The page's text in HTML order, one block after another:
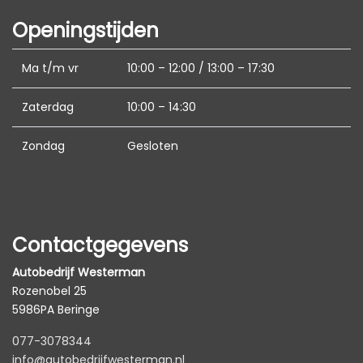
Lederen versnellingspook
Lederen/stof bekleding
Lendesteun(en) verstelbaar
Middenarmsteun voor
Stuur verstelbaar
Stuurbekrachtiging snelheidsafhankelijk
Voorstoelen verwarmd
Overige
Openingstijden
Ma t/m vr 10:00 – 12:00 / 13:00 – 17:30
Zaterdag 10:00 – 14:30
Zondag Gesloten
Contactgegevens
Autobedrijf Westerman
Rozenobel 25
5986PA Beringe
077-3078344